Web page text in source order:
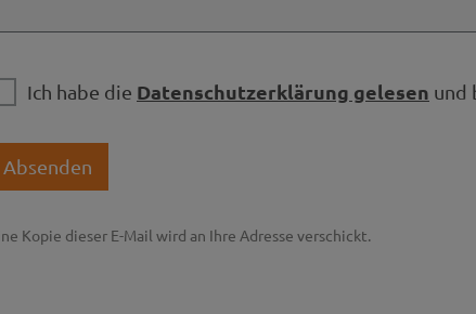
Ich habe die Datenschutzerklärung gelesen und
Absenden
Kopie dieser E-Mail wird an Ihre Adresse verschickt.